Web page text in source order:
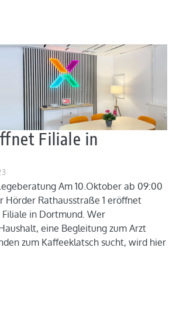
Filiale in
Am 10.Oktober ab 09:00
Hörder Rathausstraße 1 eröffnet
in Dortmund. Wer
eine Begleitung zum Arzt
zum Kaffeeklatsch sucht, wird hier